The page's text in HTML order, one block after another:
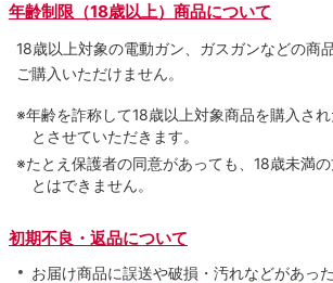
年齢制限（18歳以上）商品について
18歳以上対象の電動ガン、ガスガンなどの商
ご購入いただけません。
※年齢を詐称して18歳以上対象商品を購入さ
とさせていただきます。
※たとえ保護者の同意があっても、18歳未満
とはできません。
初期不良・返品について
お届け商品に誤送や破損・汚れなどがあっ